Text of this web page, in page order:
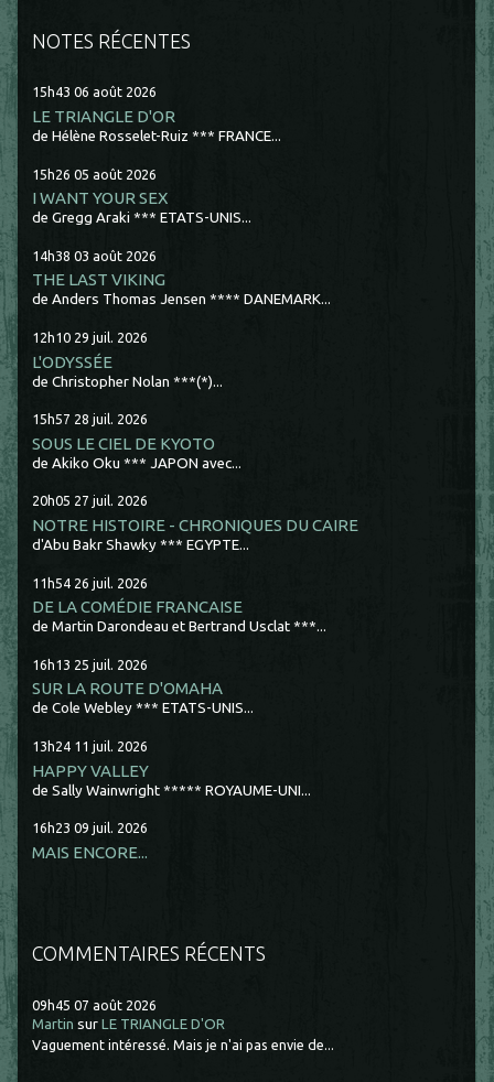
NOTES RÉCENTES
15h43 06 août 2026
LE TRIANGLE D'OR
de Hélène Rosselet-Ruiz *** FRANCE...
15h26 05 août 2026
I WANT YOUR SEX
de Gregg Araki *** ETATS-UNIS...
14h38 03 août 2026
THE LAST VIKING
de Anders Thomas Jensen **** DANEMARK...
12h10 29 juil. 2026
L'ODYSSÉE
de Christopher Nolan ***(*)...
15h57 28 juil. 2026
SOUS LE CIEL DE KYOTO
de Akiko Oku *** JAPON avec...
20h05 27 juil. 2026
NOTRE HISTOIRE - CHRONIQUES DU CAIRE
d'Abu Bakr Shawky *** EGYPTE...
11h54 26 juil. 2026
DE LA COMÉDIE FRANCAISE
de Martin Darondeau et Bertrand Usclat ***...
16h13 25 juil. 2026
SUR LA ROUTE D'OMAHA
de Cole Webley *** ETATS-UNIS...
13h24 11 juil. 2026
HAPPY VALLEY
de Sally Wainwright ***** ROYAUME-UNI...
16h23 09 juil. 2026
MAIS ENCORE...
COMMENTAIRES RÉCENTS
09h45 07 août 2026
Martin surLE TRIANGLE D'OR
Vaguement intéressé. Mais je n'ai pas envie de...